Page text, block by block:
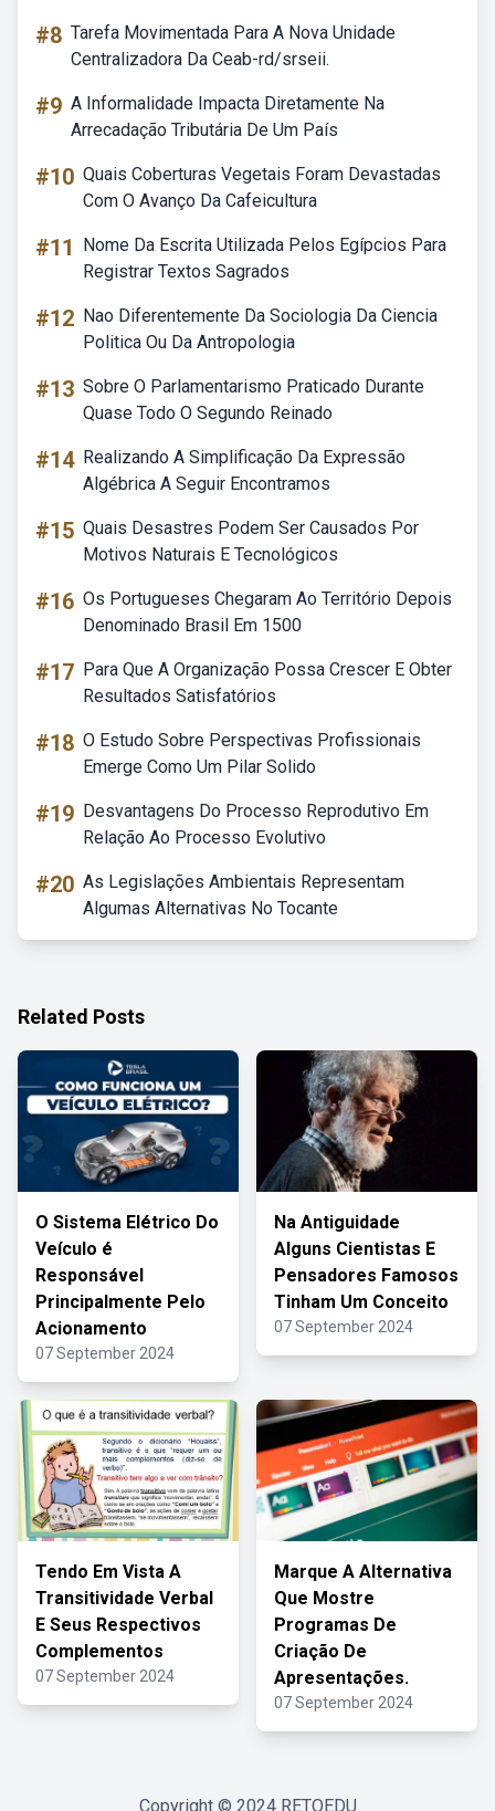
#8 Tarefa Movimentada Para A Nova Unidade
Centralizadora Da Ceab-rd/srseii.
#9 A Informalidade Impacta Diretamente Na
Arrecadação Tributária De Um País
#10 Quais Coberturas Vegetais Foram Devastadas
Com O Avanço Da Cafeicultura
#11
Nome Da Escrita Utilizada Pelos Egípcios Para
Registrar Textos Sagrados
#12 Nao Diferentemente Da Sociologia Da Ciencia
Politica Ou Da Antropologia
#13 Sobre O Parlamentarismo Praticado Durante
Quase Todo O Segundo Reinado
#14 Realizando A Simplificação Da Expressão
Algébrica A Seguir Encontramos
#15 Quais Desastres Podem Ser Causados Por
Motivos Naturais E Tecnológicos
#16 Os Portugueses Chegaram Ao Território Depois
Denominado Brasil Em 1500
#17 Para Que A Organização Possa Crescer E Obter
Resultados Satisfatórios
#18 O Estudo Sobre Perspectivas Profissionais
Emerge Como Um Pilar Solido
#19 Desvantagens Do Processo Reprodutivo Em
Relação Ao Processo Evolutivo
#20 As Legislações Ambientais Representam
Algumas Alternativas No Tocante
Related Posts
O Sistema Elétrico Do
Veículo é
Responsável
Principalmente Pelo
Acionamento
07 September 2024
Na Antiguidade
Alguns Cientistas E
Pensadores Famosos
Tinham Um Conceito
07 September 2024
Tendo Em Vista A
Transitividade Verbal
E Seus Respectivos
Complementos
07 September 2024
Marque A Alternativa
Que Mostre
Programas De
Criação De
Apresentações.
07 September 2024
Copyright © 2024 RETOEDU